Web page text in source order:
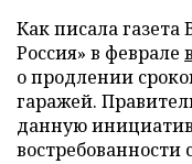
Как писала
Россия» в феврале
о продлении
гаражей.
данную
востребованности